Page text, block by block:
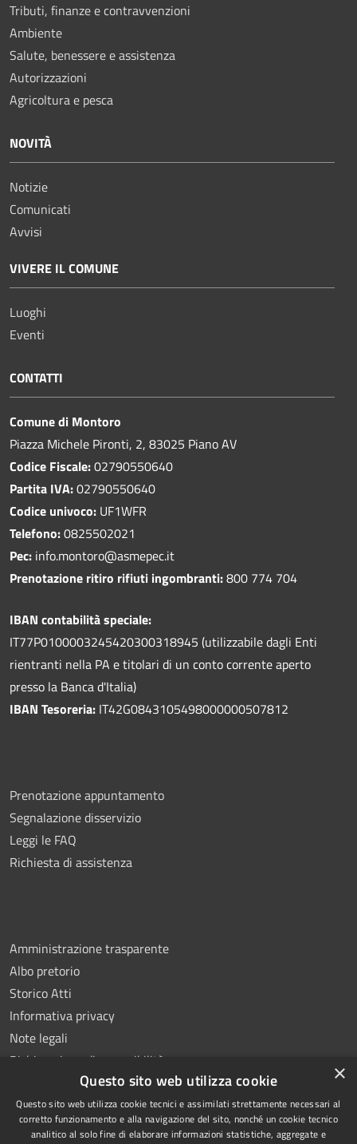
Tributi, finanze e contravvenzioni
Ambiente
Salute, benessere e assistenza
Autorizzazioni
Agricoltura e pesca
NOVITÀ
Notizie
Comunicati
Avvisi
VIVERE IL COMUNE
Luoghi
Eventi
CONTATTI
Comune di Montoro
Piazza Michele Pironti, 2, 83025 Piano AV
Codice Fiscale:02790550640
Partita IVA:02790550640
Codice univoco: UF1WFR
Telefono:0825502021
Pec: info.montoro@asmepec.it
Prenotazione ritiro rifiuti ingombranti:800 774 704
IBAN contabilità speciale:
IT77P0100003245420300318945 (utilizzabile dagli Enti
rientranti nella PA e titolari di un conto corrente aperto
presso la Banca d'Italia)
IBAN Tesoreria: IT42G0843105498000000507812
Prenotazione appuntamento
Segnalazione disservizio
Leggi le FAQ
Richiesta di assistenza
Amministrazione trasparente
Albo pretorio
Storico Atti
Informativa privacy
Note legali
Dichiarazione di accessibilità
RSS Copyright © 2026 • Comune di
×
Questo sito web utilizza cookie
Questo sito web utilizza cookie tecnici e assimilati strettamente necessari al
corretto funzionamento e alla navigazione del sito, nonché un cookie tecnico
analitico al solo fine di elaborare informazioni statistiche, aggregate e